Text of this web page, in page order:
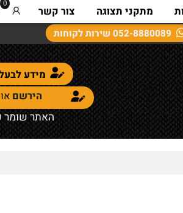
052-8880089שירות לקוחות
מידע
הירשםאו
האתר שומר
0
מתקני תצוגה צור קשר